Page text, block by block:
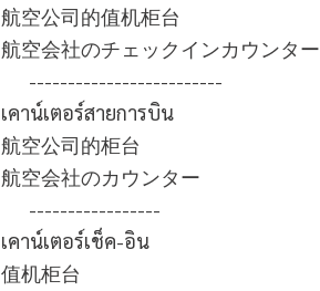
航空公司的值机柜台
航空会社のチェックインカウンター
-------------------------
เคาน์เตอร์สายการบิน
航空公司的柜台
航空会社のカウンター
-----------------
เคาน์เตอร์เช็ค-อิน
值机柜台